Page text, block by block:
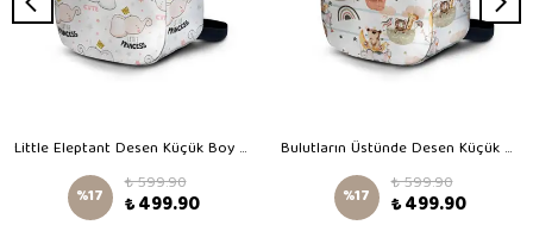
Little Eleptant Desen Küçük Boy Kreş Çantası
%17 ₺ 599.90
₺ 499.90
Bulutların Üstünde Desen Küçük Boy Kreş Çantası
%17 ₺ 599.90
₺ 499.90